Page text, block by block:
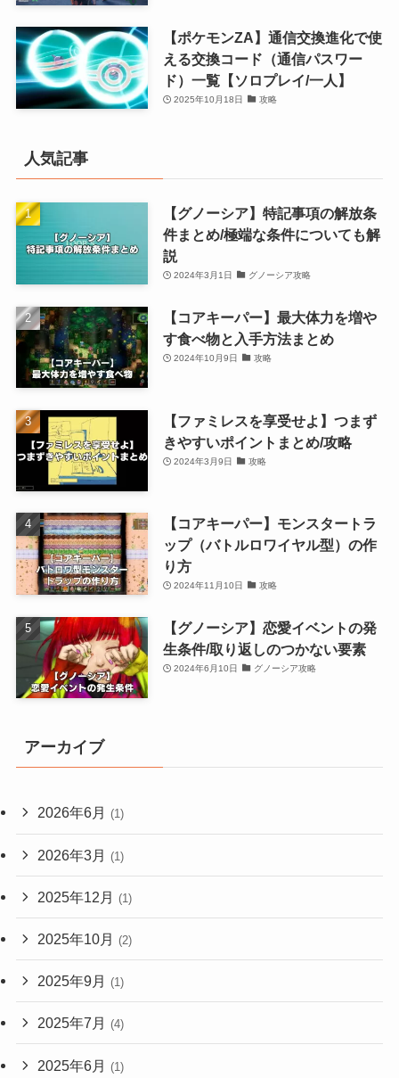
【ポケモンZA】通信交換進化で使
える交換コード（通信パスワー
ド）一覧【ソロプレイ/一人】
2025年10月18日 攻略
人気記事
【グノーシア】特記事項の解放条
件まとめ/極端な条件についても解
説
2024年3月1日 グノーシア攻略
【コアキーパー】最大体力を増や
す食べ物と入手方法まとめ
2024年10月9日 攻略
【ファミレスを享受せよ】つまず
きやすいポイントまとめ/攻略
2024年3月9日 攻略
【コアキーパー】モンスタートラ
ップ（バトルロワイヤル型）の作
り方
2024年11月10日 攻略
【グノーシア】恋愛イベントの発
生条件/取り返しのつかない要素
2024年6月10日 グノーシア攻略
アーカイブ
2026年6月 (1)
2026年3月 (1)
2025年12月 (1)
2025年10月 (2)
2025年9月 (1)
2025年7月 (4)
2025年6月 (1)